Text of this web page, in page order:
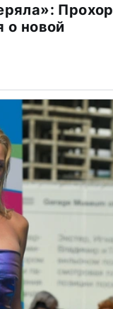
Прохор
о новой